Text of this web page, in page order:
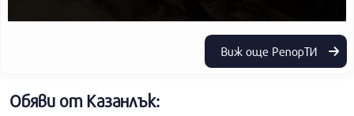
Виж още РепорТИ
Обяви от Казанлък: